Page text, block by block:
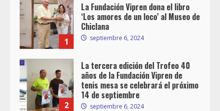
1
La Fundación Vipren dona el libro
‘Los amores de un loco’ al Museo de
Chiclana
septiembre 6, 2024
2
La tercera edición del Trofeo 40
años de la Fundación Vipren de
tenis mesa se celebrará el próximo
14 de septiembre
septiembre 6, 2024